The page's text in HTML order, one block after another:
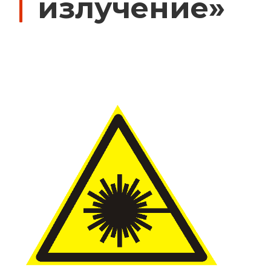
Светодиодные знаки на солнечной
Водоналивные барьеры, буферы, конусы
Дорожные световозвращатели
Сигнальные гирлянды и фонари
излучение»